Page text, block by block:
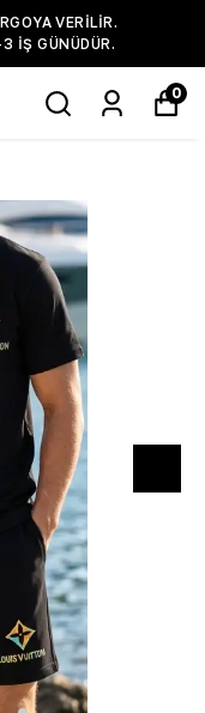
VERILIR.
IŞ GÜNÜDÜR.
0